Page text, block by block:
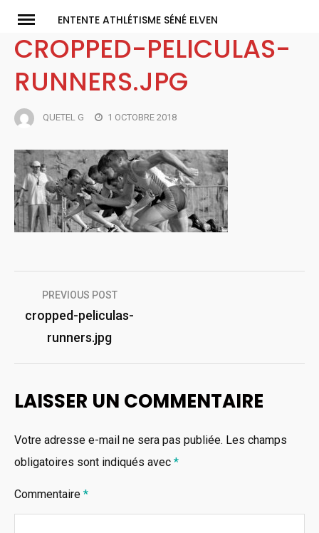
content
ENTENTE ATHLÉTISME SÉNÉ ELVEN
CROPPED-PELICULAS-
RUNNERS.JPG
QUETEL G 1 OCTOBRE 2018
Navigation
de
l’article
PREVIOUS POST
cropped-peliculas-
runners.jpg
LAISSER UN COMMENTAIRE
Votre adresse e-mail ne sera pas publiée. Les champs
obligatoires sont indiqués avec *
Commentaire *